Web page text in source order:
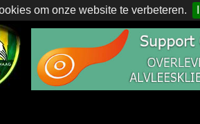
om onze website te verbeteren.